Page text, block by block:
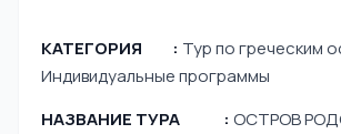
КАТЕГОРИЯ : Тур по греческим
Индивидуальные программы
НАЗВАНИЕ ТУРА : ОСТРОВ